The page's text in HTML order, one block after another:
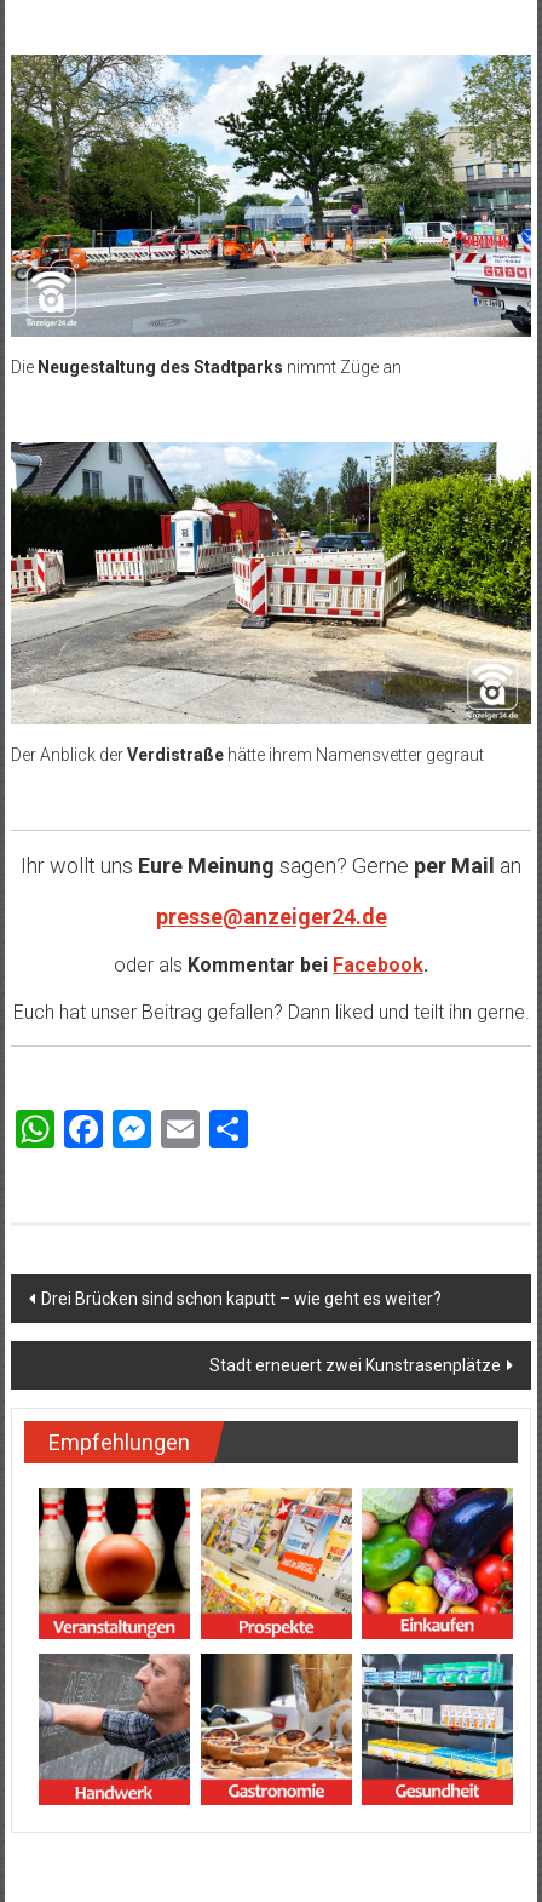
Die Neugestaltung des Stadtparks nimmt Züge an
Der Anblick derVerdistraßehätte ihrem Namensvetter gegraut
Ihr wollt uns Eure Meinung sagen? Gerne per Mail an
presse@anzeiger24.de
oder als Kommentar bei Facebook.
Euch hat unser Beitrag gefallen? Dann liked und teilt ihn gerne.
WhatsApp
Facebook
Messenger
EmailTeilen
Beitragsnavigation
Drei Brücken sind schon kaputt – wie geht es weiter?
Stadt erneuert zwei Kunstrasenplätze
Empfehlungen